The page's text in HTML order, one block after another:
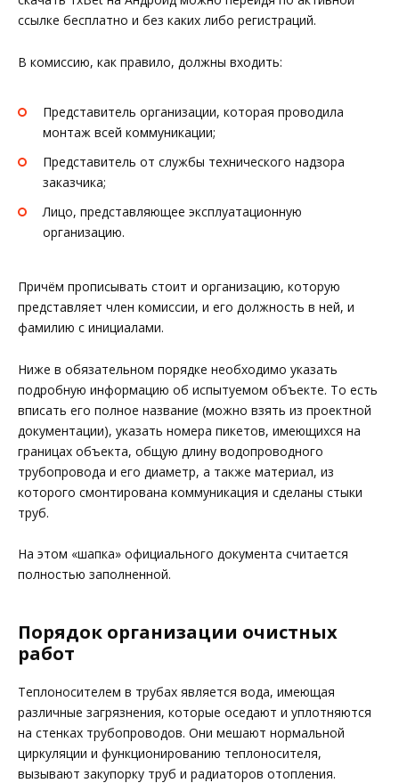
ссылке бесплатно и без каких либо регистраций.
В комиссию, как правило, должны входить:
Представитель организации, которая проводила
монтаж всей коммуникации;
Представитель от службы технического надзора
заказчика;
Лицо, представляющее эксплуатационную
организацию.
Причём прописывать стоит и организацию, которую
представляет член комиссии, и его должность в ней, и
фамилию с инициалами.
Ниже в обязательном порядке необходимо указать
подробную информацию об испытуемом объекте. То есть
вписать его полное название (можно взять из проектной
документации), указать номера пикетов, имеющихся на
границах объекта, общую длину водопроводного
трубопровода и его диаметр, а также материал, из
которого смонтирована коммуникация и сделаны стыки
труб.
На этом «шапка» официального документа считается
полностью заполненной.
Порядок организации очистных
работ
Теплоносителем в трубах является вода, имеющая
различные загрязнения, которые оседают и уплотняются
на стенках трубопроводов. Они мешают нормальной
циркуляции и функционированию теплоносителя,
вызывают закупорку труб и радиаторов отопления.